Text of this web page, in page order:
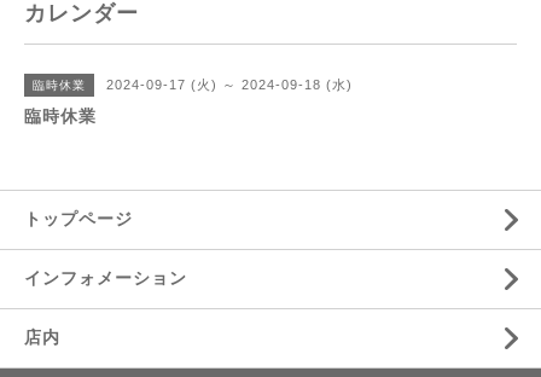
カレンダー
臨時休業 2024-09-17 (火) ～ 2024-09-18 (水)
臨時休業
トップページ
インフォメーション
店内